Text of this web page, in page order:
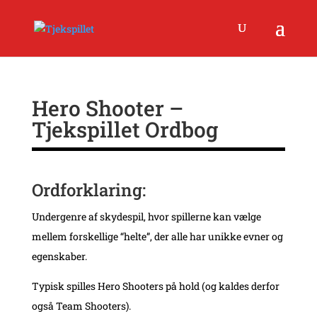
Hero Shooter –
Tjekspillet Ordbog
Ordforklaring:
Undergenre af skydespil, hvorspillerne kan vælge
mellem forskellige “helte”, der alle har unikke evner og
egenskaber.
Typisk spilles Hero Shooters på hold (og kaldes derfor
også Team Shooters).